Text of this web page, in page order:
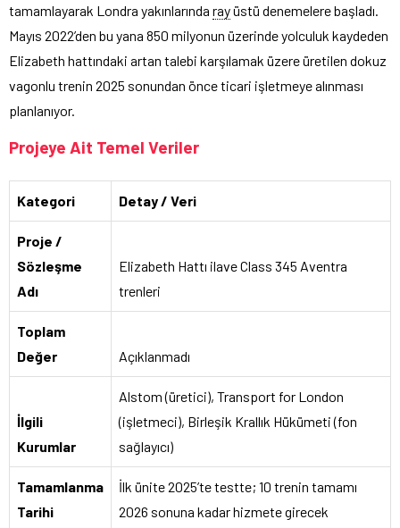
tamamlayarak Londra yakınlarında rayüstü denemelere başladı.
Mayıs 2022’den bu yana 850 milyonun üzerinde yolculuk kaydeden
Elizabeth hattındaki artan talebi karşılamak üzere üretilen dokuz
vagonlu trenin 2025 sonundan önce ticari işletmeye alınması
planlanıyor.
Projeye Ait Temel Veriler
Kategori Detay / Veri
Proje /
Sözleşme
Adı
Elizabeth Hattı ilave Class 345 Aventra
trenleri
Toplam
Değer
Açıklanmadı
İlgili
Kurumlar
Alstom (üretici), Transport for London
(işletmeci), Birleşik Krallık Hükümeti (fon
sağlayıcı)
Tamamlanma
Tarihi
İlk ünite 2025’te testte; 10 trenin tamamı
2026 sonuna kadar hizmete girecek